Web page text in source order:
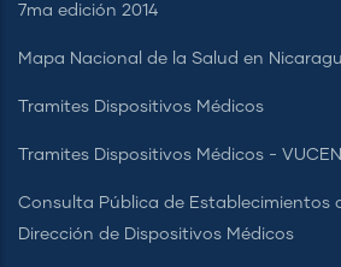
7ma edición 2014
Mapa Nacional de la Salud en
Tramites Dispositivos Médicos
Tramites Dispositivos Médicos - VUCEN
Consulta Pública de Establecimientos
Dirección de Dispositivos Médicos